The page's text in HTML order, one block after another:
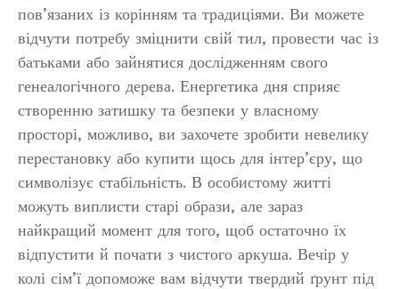
пов’язаних із корінням та традиціями. Ви можете
відчути потребу зміцнити свій тил, провести час із
батьками або зайнятися дослідженням свого
генеалогічного дерева. Енергетика дня сприяє
створенню затишку та безпеки у власному
просторі, можливо, ви захочете зробити невелику
перестановку або купити щось для інтер’єру, що
символізує стабільність. В особистому житті
можуть виплисти старі образи, але зараз
найкращий момент для того, щоб остаточно їх
відпустити й почати з чистого аркуша. Вечір у
колі сім’ї допоможе вам відчути твердий ґрунт під